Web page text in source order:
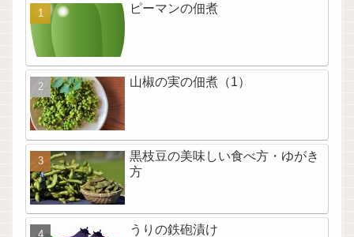
ピーマンの佃煮
山椒の実の佃煮（1）
黒枝豆の美味しい食べ方・ゆがき
方
うりの鉄砲漬け